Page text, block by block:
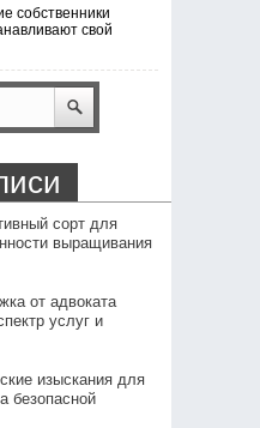
собственники
свой
сорт для
выращивания
от адвоката
услуг и
изыскания для
безопасной